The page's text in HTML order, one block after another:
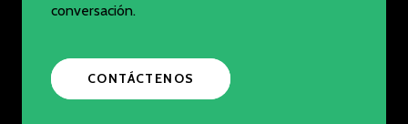
conversación.
CONTÁCTENOS